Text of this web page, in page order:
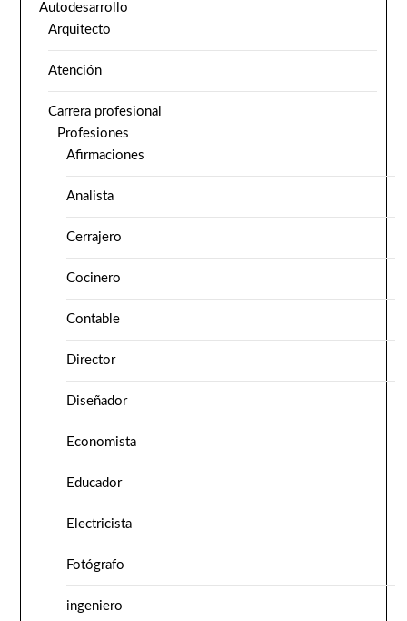
Autodesarrollo
Arquitecto
Atención
Carrera profesional
Profesiones
Afirmaciones
Analista
Cerrajero
Cocinero
Contable
Director
Diseñador
Economista
Educador
Electricista
Fotógrafo
ingeniero